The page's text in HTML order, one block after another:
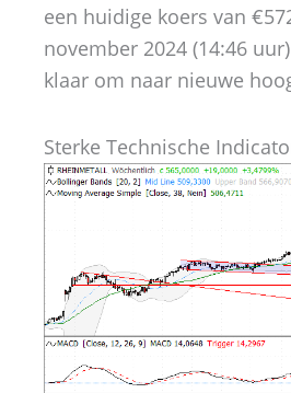
een huidige koers van
november 2024 (14:46
klaar om naar nieuwe
Sterke Technische